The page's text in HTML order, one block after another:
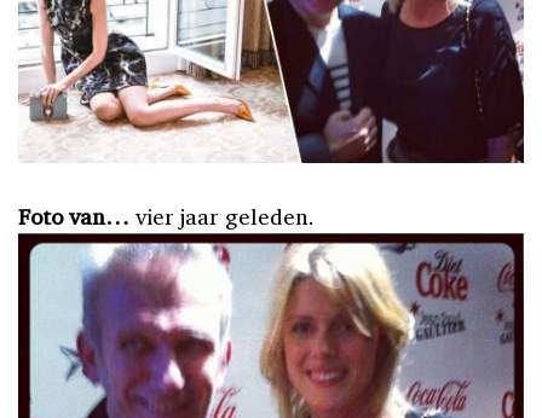
Foto van… vier jaar geleden.